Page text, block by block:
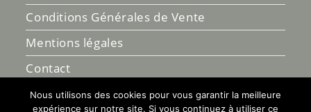
Conditions Générales de Vente
Mentions légales
Contact
Nous utilisons des cookies pour vous garantir la meilleure
expérience sur notre site. Si vous continuez à utiliser ce